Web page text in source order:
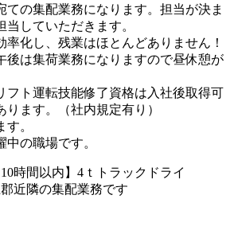
ての集配業務になります。担当が決ま
していただきます。
率化し、残業はほとんどありません！
後は集荷業務になりますので昼休憩が
フト運転技能修了資格は入社後取得可
ます。（社内規定有り）
。
の職場です。